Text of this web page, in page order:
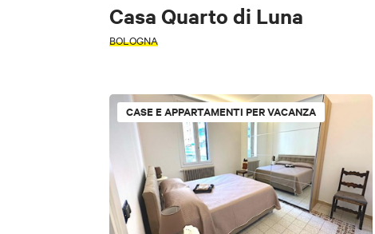
Casa Quarto di Luna
BOLOGNA
CASE E APPARTAMENTI PER VACANZA
TIPOLOGIA
Affittacamere
CERCA